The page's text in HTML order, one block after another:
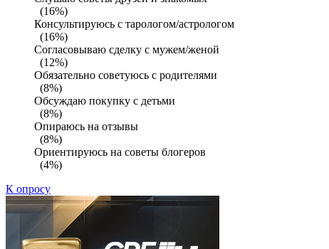
(16%)
Консультируюсь с тарологом/астрологом
(16%)
Согласовываю сделку с мужем/женой
(12%)
Обязательно советуюсь с родителями
(8%)
Обсуждаю покупку с детьми
(8%)
Опираюсь на отзывы
(8%)
Ориентируюсь на советы блогеров
(4%)
К опросу